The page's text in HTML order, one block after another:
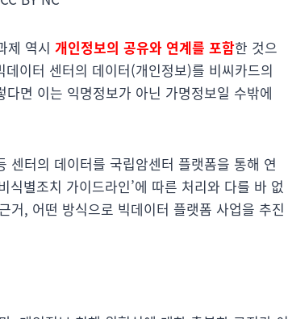
제 역시 개인정보의 공유와 연계를 포함한 것으
이터 센터의 데이터(개인정보)를 비씨카드의
면 이는 익명정보가 아닌 가명정보일 수밖에
센터의 데이터를 국립암센터 플랫폼을 통해 연
별조치 가이드라인’에 따른 처리와 다를 바 없
거, 어떤 방식으로 빅데이터 플랫폼 사업을 추진